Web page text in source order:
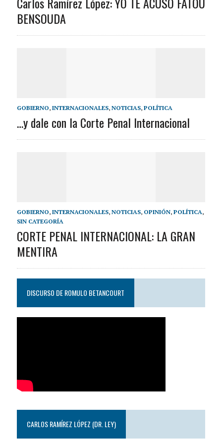
BENSOUDA
GOBIERNO, INTERNACIONALES, NOTICIAS, POLÍTICA
…y dale con la Corte Penal Internacional
GOBIERNO, INTERNACIONALES, NOTICIAS, OPINIÓN, POLÍTICA,
SIN CATEGORÍA
CORTE PENAL INTERNACIONAL: LA GRAN
MENTIRA
DISCURSO DE ROMULO BETANCOURT
CARLOS RAMÍREZ LÓPEZ (DR. LEY)